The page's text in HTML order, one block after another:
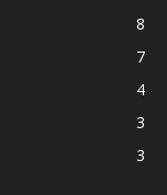
8
7
4
3
3